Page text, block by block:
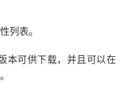
列表。
本可供下载，并且可以在